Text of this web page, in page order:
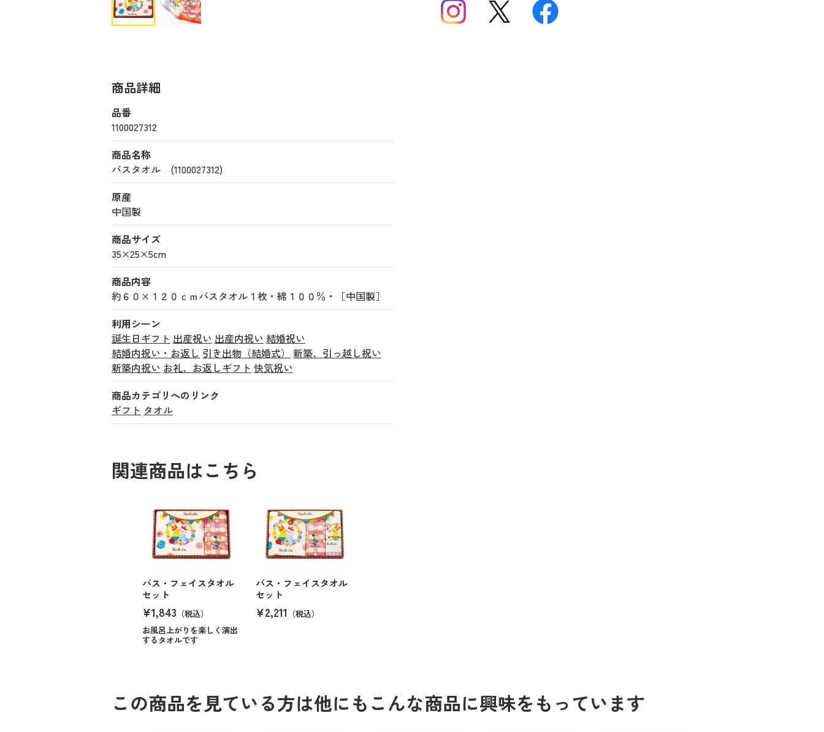
商品詳細
品番
1100027312
商品名称
バスタオル (1100027312)
原産
中国製
商品サイズ
35×25×5cm
商品内容
約６０×１２０ｃｍバスタオル１枚・綿１００％・［中国製］
利用シーン
誕生日ギフト 出産祝い 出産内祝い 結婚祝い
結婚内祝い・お返し 引き出物（結婚式）
新築、引っ越し祝い
新築内祝い お礼、お返しギフト 快気祝い
商品カテゴリへのリンク
ギフト タオル
関連商品はこちら
バス・フェイスタオル
セット
¥1,843 （税込）
お風呂上がりを楽しく演出
するタオルです
バス・フェイスタオル
セット
¥2,211 （税込）
この商品を見ている方は他にもこんな商品に興味をもっています